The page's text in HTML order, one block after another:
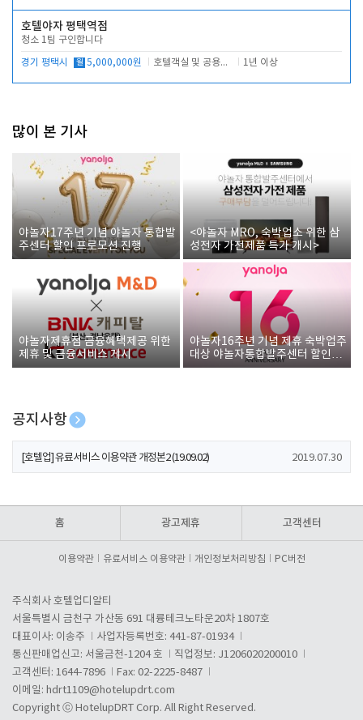
호텔야자 평택역점
청소 1팀 구인합니다
경기 평택시 월 5,000,000원 호텔객실 및 공용시설 청소 관리 1년 이상
많이 본 기사
야놀자17주년 기념 야놀자 통합발
주센터 할인 프로모션 진행
<야놀자 MRO, 숙박업소 위한 삼
성전자 가전제품 특가 개시>
야놀자제휴점 금융혜택제공 위한
제휴 및 금융서비스 게시
야놀자16주년 기념 제휴 숙박업주
대상 야놀자통합발주센터 할인쿠
폰 증정
공지사항
[호텔업] 개인정보 처리방침 개정본1 (19.09.02)
[호텔업] 유료서비스 이용약관 개정본2 (19.09.02) 2019.07.30
홈 광고제휴 고객센터
이용약관 유료서비스 이용약관 개인정보처리방침 PC버전
주식회사 호텔업디알티
서울특별시 금천구 가산동 691 대륭테크노타운20차 1807호
대표이사: 이송주
사업자등록번호: 441-87-01934
통신판매업신고: 서울금천-1204 호
직업정보: J1206020200010
고객센터: 1644-7896
Fax: 02-2225-8487
이메일: hdrt1109@hotelupdrt.com
Copyright ⓒ HotelupDRT Corp. All Right Reserved.